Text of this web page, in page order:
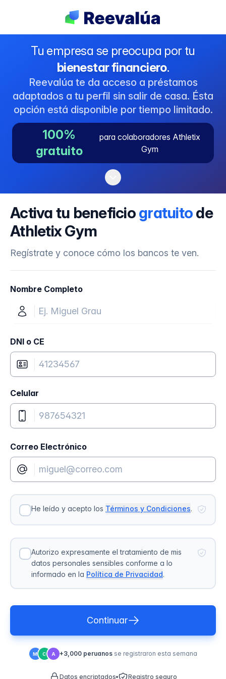
Tu empresa se preocupa por tu
bienestar financiero.
Reevalúa te da acceso a préstamos
adaptados a tu perfil sin salir de casa. Ésta
opción está disponible por tiempo limitado.
100%
gratuito
para colaboradores Athletix
Gym
Activa tu beneficiogratuitode
Athletix Gym
Regístrate y conoce cómo los bancos te ven.
Nombre Completo
DNI o CE
Celular
Correo Electrónico
He leído y acepto los Términos y Condiciones.
Autorizo expresamente el tratamiento de mis
datos personales sensibles conforme a lo
informado en la Política de Privacidad.
Continuar
M C A +3,000 peruanosse registraron esta semana
Datos encriptados Registro seguro